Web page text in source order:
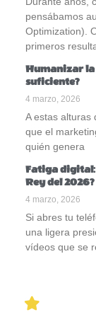
pensábamos
Optimization).
primeros
Humanizar la
suficiente?
4 marzo, 2026
A estas alturas
que el
quién genera
Fatiga digital:
Rey del 2026?
4 marzo, 2026
Si abres tu
una ligera
vídeos que se